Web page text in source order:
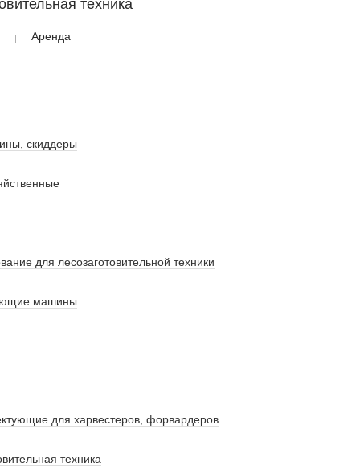
техника
Аренда
скиддеры
для лесозаготовительной техники
машины
для харвестеров, форвардеров
техника